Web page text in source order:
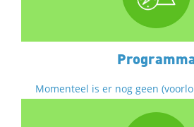
Momenteel is er nog geen